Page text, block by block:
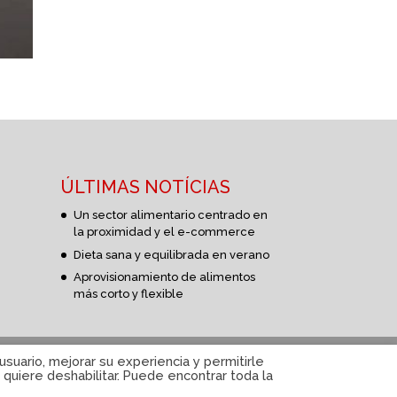
ÚLTIMAS NOTÍCIAS
Un sector alimentario centrado en
la proximidad y el e-commerce
Dieta sana y equilibrada en verano
Aprovisionamiento de alimentos
más corto y flexible
mejorar su experiencia y permitirle
deshabilitar. Puede encontrar toda la